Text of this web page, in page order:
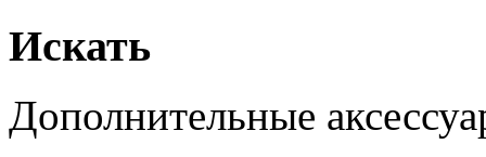
Искать
Дополнительные